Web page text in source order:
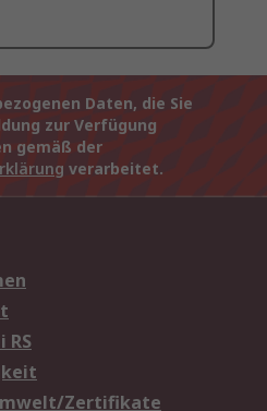
Daten, die Sie
zur Verfügung
gemäß der
verarbeitet.
RS
Zertifikate